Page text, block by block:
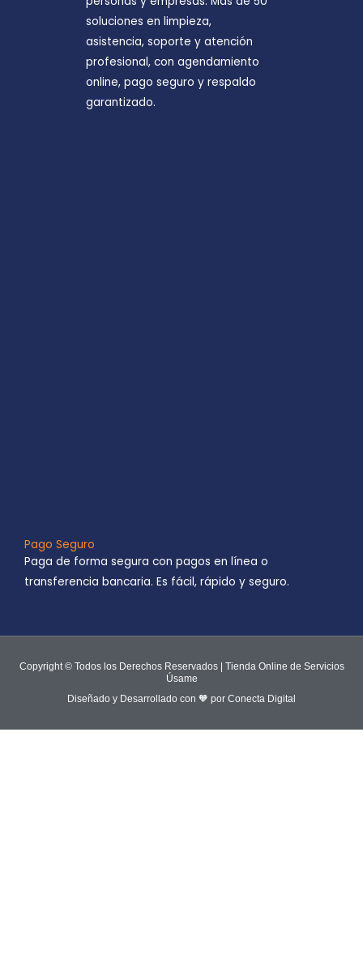
soluciones en limpieza,
asistencia, soporte y atención
profesional, con agendamiento
online, pago seguro y respaldo
garantizado.
Pago Seguro
Paga de forma segura con pagos en línea o
transferencia bancaria. Es fácil, rápido y seguro.
Copyright © Todos los Derechos Reservados | Tienda Online de Servicios
Úsame
Diseñado y Desarrollado con 🧡 por Conecta Digital